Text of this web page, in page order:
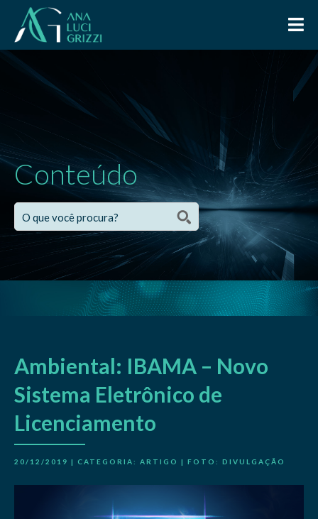
Conteúdo
Ambiental: IBAMA – Novo
Sistema Eletrônico de
Licenciamento
20/12/2019 | CATEGORIA: ARTIGO | FOTO: DIVULGAÇÃO